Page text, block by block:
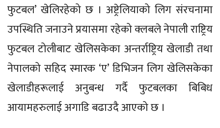
फुटबल’ खेलिरहेको छ । अष्ट्रेलियाको लिग संरचनामा
उपस्थिति जनाउने प्रयासमा रहेको क्लबले नेपाली राष्ट्रिय
फुटबल टोलीबाट खेलिसकेका अन्तर्राष्ट्रिय खेलाडी तथा
नेपालको सहिद स्मारक ‘ए’ डिभिजन लिग खेलिसकेका
खेलाडीहरूलाई अनुबन्ध गर्दै फुटबलका बिबिध
आयामहरुलाई अगाडि बढाउदै आएको छ ।